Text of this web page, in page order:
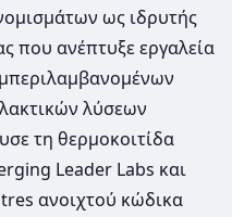
ως ιδρυτής
που ανέπτυξε εργαλεία
λύσεων
τη θερμοκοιτίδα
Leader Labs και
ανοιχτού κώδικα